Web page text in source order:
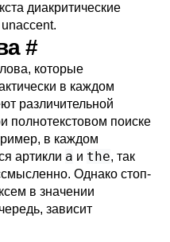
диакритические
unaccent.
#
которые
в каждом
различительной
полнотекстовом поиске
в каждом
артикли a и the, так
Однако стоп-
в значении
зависит